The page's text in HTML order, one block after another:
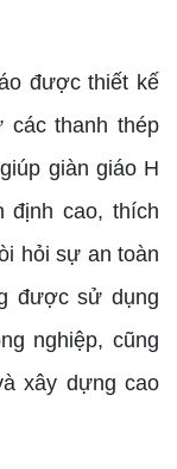
được thiết kế
thanh thép
giàn giáo H
định cao, thích
hỏi sự an toàn
được sử dụng
nghiệp, cũng
xây dựng cao